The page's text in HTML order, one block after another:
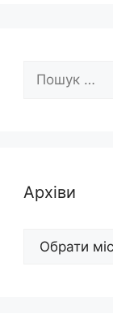
Пошук:
Архіви
Архіви